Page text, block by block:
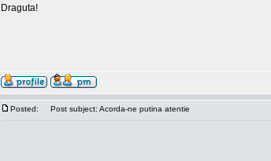
Draguta!
Posted: Post subject: Acorda-ne putina atentie